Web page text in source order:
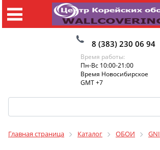
8 (383) 230 06 94
Время работы:
Пн-Вс 10:00-21:00
Время Новосибирское
GMT +7
Главная страница Каталог ОБОИ GNI